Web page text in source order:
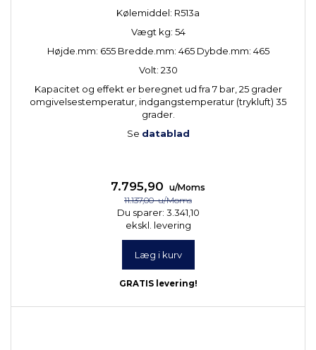
Kølemiddel: R513a
Vægt kg: 54
Højde.mm: 655 Bredde.mm: 465 Dybde.mm: 465
Volt: 230
Kapacitet og effekt er beregnet ud fra 7 bar, 25 grader
omgivelsestemperatur, indgangstemperatur (trykluft) 35
grader.
Se datablad
7.795,90
u/Moms
11.137,00u/Moms
Du sparer: 3.341,10
ekskl. levering
Læg i kurv
GRATIS levering!